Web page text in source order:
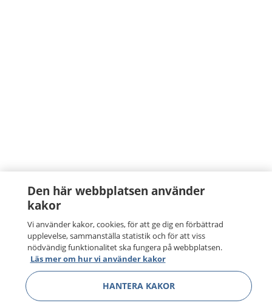
Den här webbplatsen använder
kakor
Vi använder kakor, cookies, för att ge dig en förbättrad
upplevelse, sammanställa statistik och för att viss
nödvändig funktionalitet ska fungera på webbplatsen.
Läs mer om hur vi använder kakor
HANTERA KAKOR